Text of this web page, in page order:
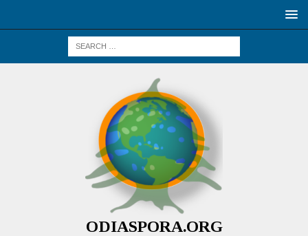
ODIASPORA.ORG